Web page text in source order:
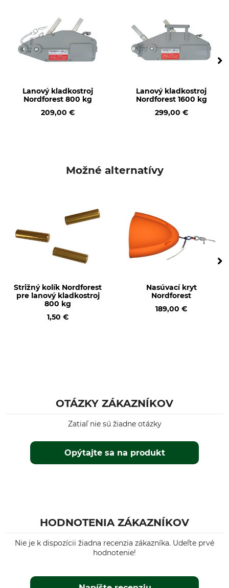
Lanový kladkostroj
Nordforest 800 kg
209,00 €
Lanový kladkostroj
Nordforest 1600 kg
299,00 €
Možné alternatívy
Strižný kolík Nordforest
pre lanový kladkostroj
800 kg
1,50 €
Nasúvací kryt
Nordforest
189,00 €
OTÁZKY ZÁKAZNÍKOV
Opýtajte sa na produkt
Zatiaľ nie sú žiadne otázky
HODNOTENIA ZÁKAZNÍKOV
Nie je k dispozícii žiadna recenzia zákazníka. Udeľte prvé
hodnotenie!